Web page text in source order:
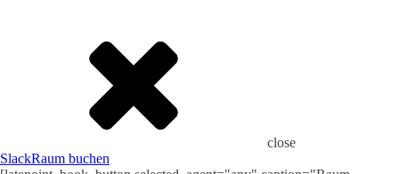
close
SlackRaum buchen